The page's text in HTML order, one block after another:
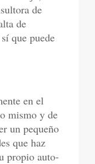
de
de
que puede
en el
mismo y de
un pequeño
que haz
propio auto-